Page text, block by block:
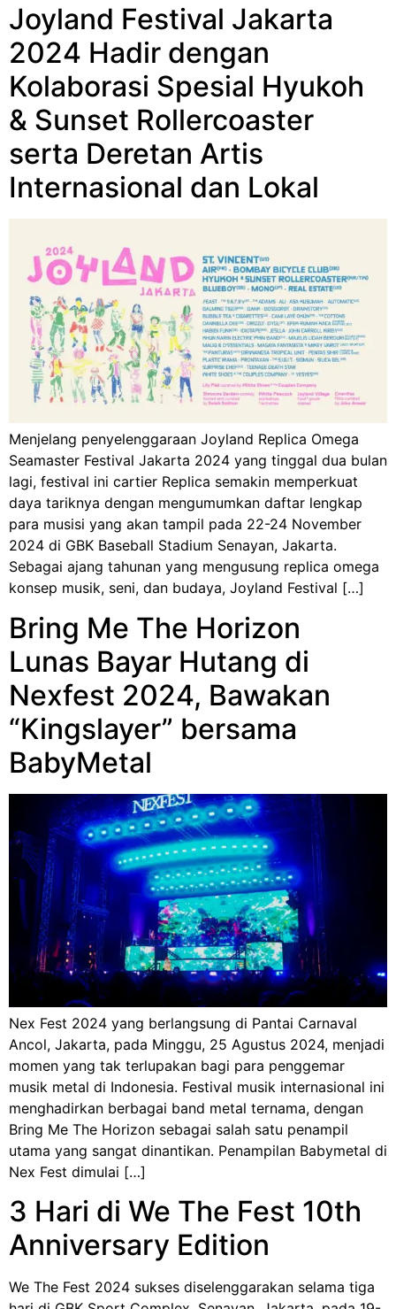
Joyland Festival Jakarta
2024 Hadir dengan
Kolaborasi Spesial Hyukoh
& Sunset Rollercoaster
serta Deretan Artis
Internasional dan Lokal
Menjelang penyelenggaraan Joyland Replica Omega
Seamaster Festival Jakarta 2024 yang tinggal dua bulan
lagi, festival ini cartier Replica semakin memperkuat
daya tariknya dengan mengumumkan daftar lengkap
para musisi yang akan tampil pada 22-24 November
2024 di GBK Baseball Stadium Senayan, Jakarta.
Sebagai ajang tahunan yang mengusung replica omega
konsep musik, seni, dan budaya, Joyland Festival […]
Bring Me The Horizon
Lunas Bayar Hutang di
Nexfest 2024, Bawakan
“Kingslayer” bersama
BabyMetal
Nex Fest 2024 yang berlangsung di Pantai Carnaval
Ancol, Jakarta, pada Minggu, 25 Agustus 2024, menjadi
momen yang tak terlupakan bagi para penggemar
musik metal di Indonesia. Festival musik internasional ini
menghadirkan berbagai band metal ternama, dengan
Bring Me The Horizon sebagai salah satu penampil
utama yang sangat dinantikan. Penampilan Babymetal di
Nex Fest dimulai […]
3 Hari di We The Fest 10th
Anniversary Edition
We The Fest 2024 sukses diselenggarakan selama tiga